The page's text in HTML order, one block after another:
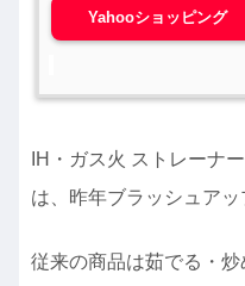
Yahooショッピング
IH・ガス火 ストレーナ
は、昨年ブラッシュアッ
従来の商品は茹でる・